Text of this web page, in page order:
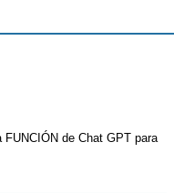
de Chat GPT para